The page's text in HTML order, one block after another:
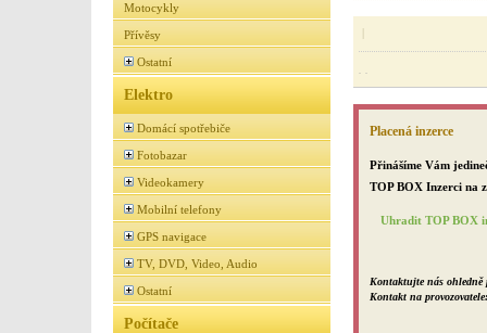
Motocykly
Přívěsy
Ostatní
Elektro
Domácí spotřebiče
Fotobazar
Videokamery
Mobilní telefony
GPS navigace
TV, DVD, Video, Audio
Ostatní
Počítače
|
Placená inzerce
Přinášíme Vám
TOP BOX Inzerci na
Uhradit TOP BOX
Kontaktujte nás ohledně
Kontakt na